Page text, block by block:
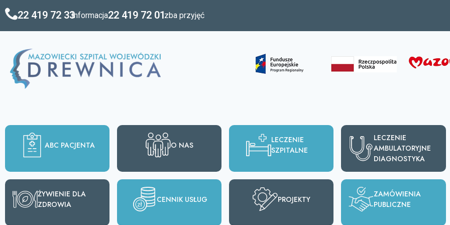
treści22 419 72 33Informacja22 419 72 01Izba przyjęć
ABC PACJENTA O NAS
LECZENIE
SZPITALNE
LECZENIE
AMBULATORYJNE
DIAGNOSTYKA
ŻYWIENIE DLA
ZDROWIA
CENNIK USŁUG PROJEKTY
ZAMÓWIENIA
PUBLICZNE